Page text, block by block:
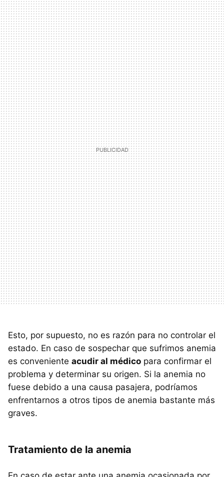
Esto, por supuesto, no es razón para no controlar el
estado. En caso de sospechar que sufrimos anemia
es conveniente acudir al médico para confirmar el
problema y determinar su origen. Si la anemia no
fuese debido a una causa pasajera, podríamos
enfrentarnos a otros tipos de anemia bastante más
graves.
Tratamiento de la anemia